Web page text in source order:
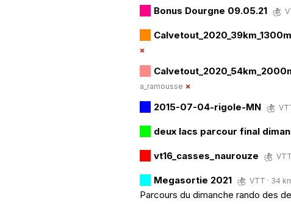
Bonus Dourgne 09.05.21
a_ramousse
2015-07-04-rigole-MN
deux lacs parcour final
vt16_casses_naurouze VTT
Megasortie 2021 VTT · 34
Parcours du dimanche rando des